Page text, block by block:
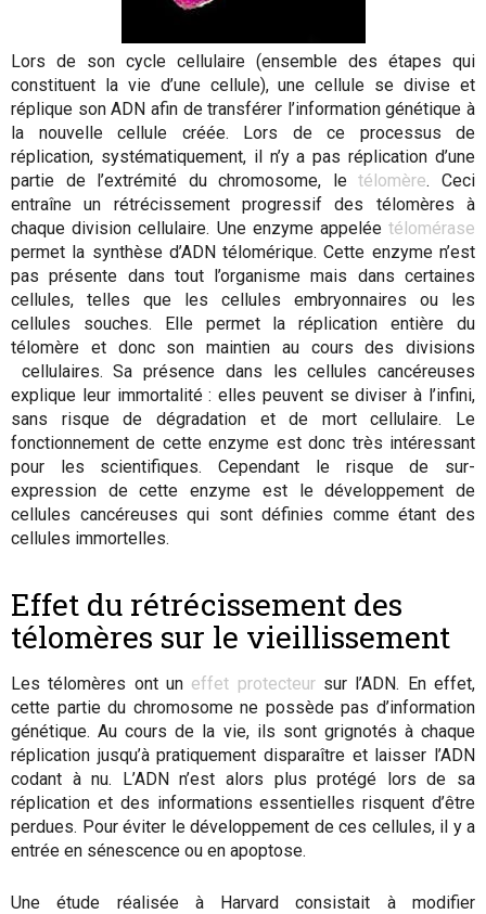
Lors de son cycle cellulaire (ensemble des étapes qui
constituent la vie d’une cellule), une cellule se divise et
réplique son ADN afin de transférer l’information génétique à
la nouvelle cellule créée. Lors de ce processus de
réplication, systématiquement, il n’y a pas réplication d’une
partie de l’extrémité du chromosome, letélomère. Ceci
entraîne un rétrécissement progressif des télomères à
chaque division cellulaire. Une enzyme appelée télomérase
permet la synthèse d’ADN télomérique. Cette enzyme n’est
pas présente dans tout l’organisme mais dans certaines
cellules, telles que les cellules embryonnaires ou les
cellules souches. Elle permet la réplication entière du
télomère et donc son maintien au cours des divisions
cellulaires. Sa présence dans les cellules cancéreuses
explique leur immortalité : elles peuvent se diviser à l’infini,
sans risque de dégradation et de mort cellulaire. Le
fonctionnement de cette enzyme est donc très intéressant
pour les scientifiques. Cependant le risque de sur-
expression de cette enzyme est le développement de
cellules cancéreuses qui sont définies comme étant des
cellules immortelles.
Effet du rétrécissement des
télomères sur le vieillissement
Les télomères ont un effet protecteursur l’ADN. En effet,
cette partie du chromosome ne possède pas d’information
génétique. Au cours de la vie, ils sont grignotés à chaque
réplication jusqu’à pratiquement disparaître et laisser l’ADN
codant à nu. L’ADN n’est alors plus protégé lors de sa
réplication et des informations essentielles risquent d’être
perdues. Pour éviter le développement de ces cellules, il y a
entrée en sénescence ou en apoptose.
Une étude réalisée à Harvard consistait à modifier